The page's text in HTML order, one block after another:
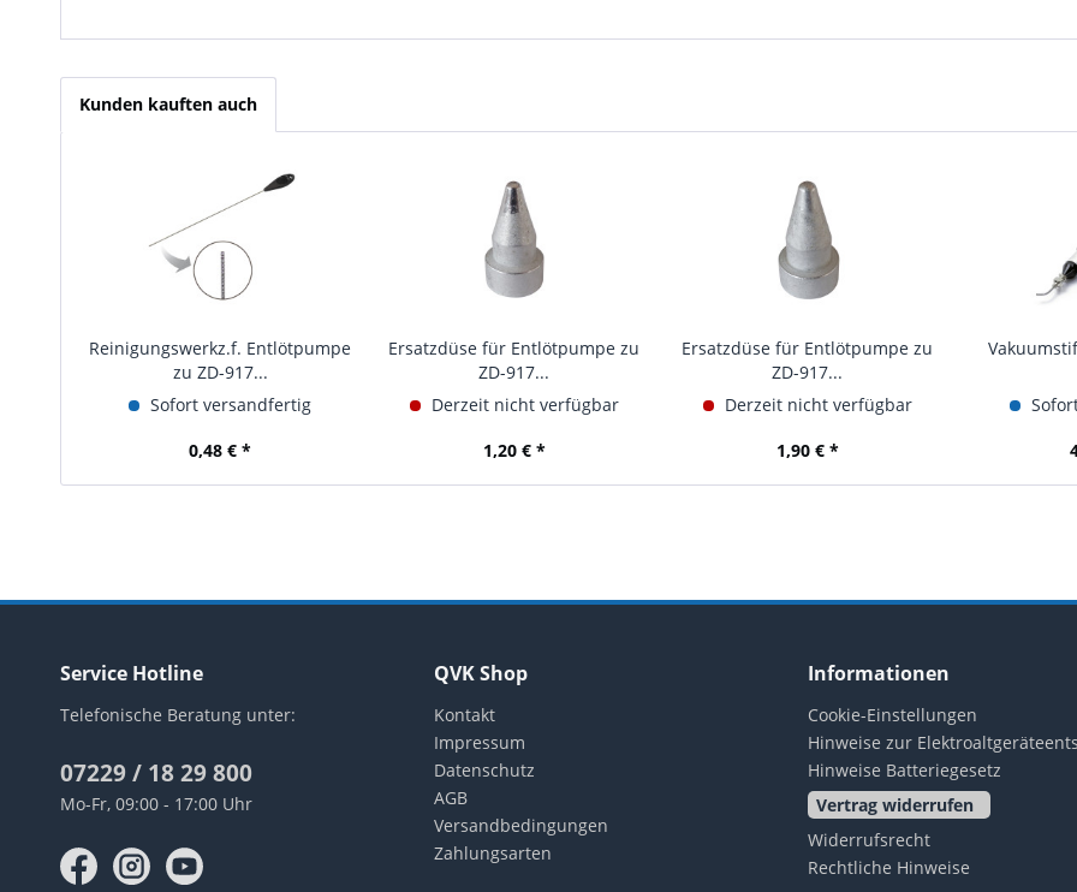
Kunden kauften auch
Reinigungswerkz.f. Entlötpumpe
zu ZD-917...
Sofort versandfertig
0,48 € *
Ersatzdüse für Entlötpumpe zu
ZD-917...
Derzeit nicht verfügbar
1,20 € *
Ersatzdüse für Entlötpumpe zu
ZD-917...
Derzeit nicht verfügbar
1,90 € *
Service Hotline
Telefonische Beratung unter:
07229 / 18 29 800
Mo-Fr, 09:00 - 17:00 Uhr
QVK Shop
Kontakt
Impressum
Datenschutz
AGB
Versandbedingungen
Zahlungsarten
Informationen
Cookie-Einstellungen
Hinweise zur
Hinweise Batteriegesetz
Vertrag widerrufen
Widerrufsrecht
Rechtliche Hinweise